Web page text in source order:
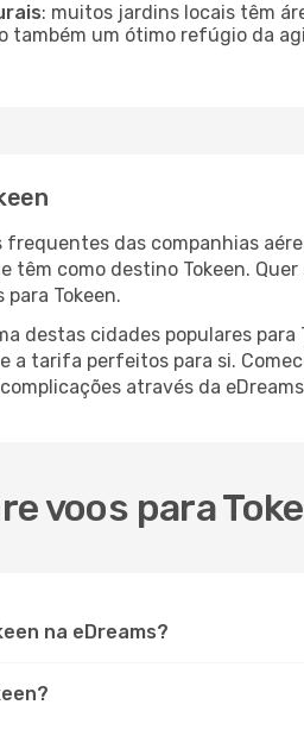
: muitos jardins locais têm
também um ótimo refúgio da
frequentes das companhias
têm como destino Tokeen.
Tokeen.
destas cidades populares
a tarifa perfeitos para si.
através da
voos para
na eDreams?